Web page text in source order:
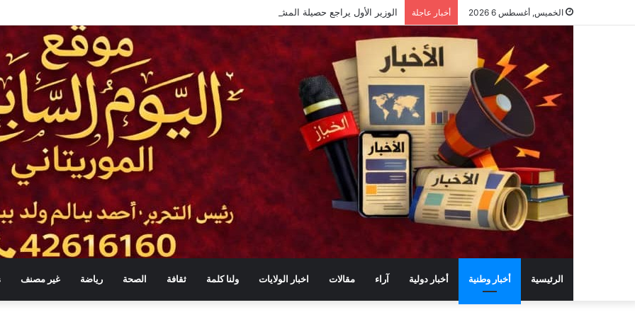
الخميس, أغسطس 6 2026 أخبار عاجلة الوزير الأول يراجع حصيلة المشاريع الكبرى ويوجّه بتسريع التنفيذ
الرئيسية أخبار وطنية أخبار دولية آراء مقالات اخبار الولايات ولنا كلمة ثقافة الصحة رياضة غير مصنف